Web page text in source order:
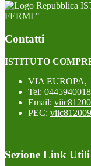
FERMI "
Contatti
ISTITUTO
VIA EUROPA,
Tel: 0445940018
Email:
PEC:
Sezione Link Utili